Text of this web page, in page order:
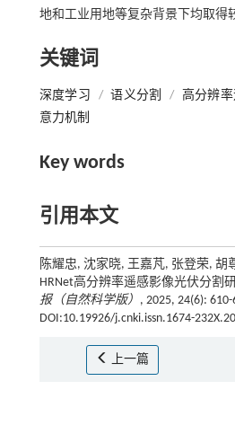
地和工业用地等复杂背景下均取得
关键词
深度学习 / 语义分割 / 高分辨
意力机制
Key words
引用本文
陈耀忠, 沈家晓, 王嘉芃, 张登荣, 胡
HRNet高分辨率遥感影像光伏分割
报（自然科学版） , 2025, 24(6):
DOI:10.19926/j.cnki.issn.1674-
上一篇